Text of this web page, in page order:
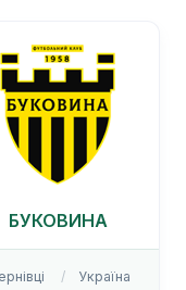
БУКОВИНА
Україна